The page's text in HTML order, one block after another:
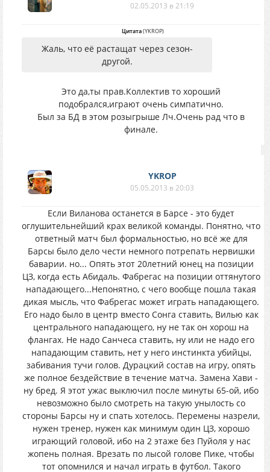
02.05.2013 в 21:19
Цитата(YKROP)
Жаль, что её растащат через сезон-
другой.
Это да,ты прав.Коллектив то хороший
подобрался,играют очень симпатично.
Был за БД в этом розыгрыше Лч.Очень рад что в
финале.
YKROP
05.05.2013 в 20:03
Если Виланова останется в Барсе - это будет
оглушительнейший крах великой команды. Понятно, что
ответный матч был формальностью, но всё же для
Барсы было дело чести немного потрепать нервишки
баварии. но... Опять этот 20летний юнец на позиции
ЦЗ, когда есть Абидаль. Фабрегас на позиции оттянутого
нападающего...Непонятно, с чего вообще пошла такая
дикая мысль, что Фабрегас может играть нападающего.
Его надо было в центр вместо Сонга ставить, Вилью как
центрального нападающего, ну не так он хорош на
флангах. Не надо Санчеса ставить, ну или не надо его
нападающим ставить, нет у него инстинкта убийцы,
забивания тучи голов. Дурацкий состав на игру, опять
же полное бездействие в течение матча. Замена Хави -
ну бред. Я этот ужас выключил после минуты 65-ой, ибо
невозможно было смотреть на такую унылость со
стороны Барсы ну и спать хотелось. Перемены назрели,
нужен тренер, нужен как минимум один ЦЗ, хорошо
играющий головой, ибо на 2 этаже без Пуйоля у нас
жопень полная. Врезать по лысой голове Пике, чтобы
тот опомнился и начал играть в футбол. Такого